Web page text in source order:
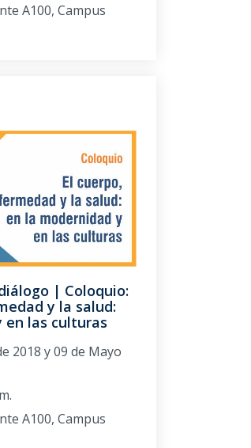
A100, Campus
| Coloquio:
y la salud:
en las culturas
2018 y 09 de Mayo
A100, Campus